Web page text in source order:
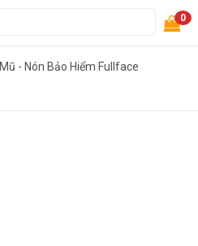
0
Mũ - Nón Bảo Hiểm Fullface